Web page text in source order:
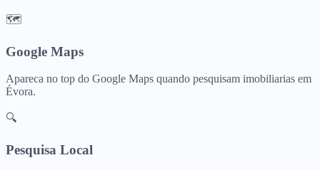
🗺️
Google Maps
Apareca no top do Google Maps quando pesquisam imobiliarias em
Évora.
🔍
Pesquisa Local